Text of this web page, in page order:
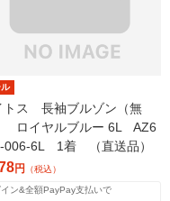
トス 長袖ブルゾン（無
ロイヤルブルー 6L AZ6
006-6L 1着 （直送品）
円 （税込）
イン&全額PayPay支払いで